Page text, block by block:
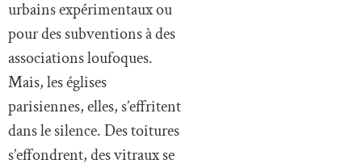
urbains expérimentaux ou
pour des subventions à des
associations loufoques.
Mais, les églises
parisiennes, elles, s’effritent
dans le silence. Des toitures
s’effondrent, des vitraux se